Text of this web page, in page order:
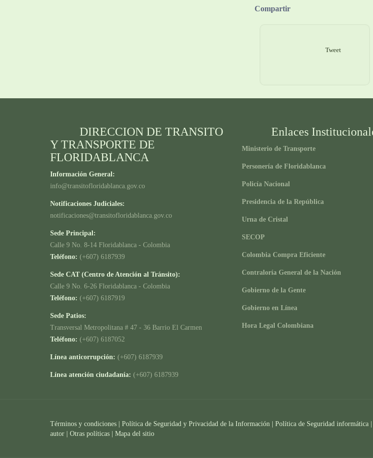
Compartir
Tweet
DIRECCION DE TRANSITO
Y TRANSPORTE DE
FLORIDABLANCA
Información General:
info@transitofloridablanca.gov.co
Notificaciones Judiciales:
notificaciones@transitofloridablanca.gov.co
Sede Principal:
Calle 9 No. 8-14 Floridablanca - Colombia
Teléfono: (+607) 6187939
Sede CAT (Centro de Atención al Tránsito):
Calle 9 No. 6-26 Floridablanca - Colombia
Teléfono: (+607) 6187919
Sede Patios:
Transversal Metropolitana # 47 - 36 Barrio El Carmen
Teléfono: (+607) 6187052
Línea anticorrupción: (+607) 6187939
Línea atención ciudadanía: (+607) 6187939
Enlaces
Ministerio de Transporte
Personería de Floridablanca
Policía Nacional
Presidencia de la República
Urna de Cristal
SECOP
Colombia Compra Eficiente
Contraloría General de la Nación
Gobierno de la Gente
Gobierno en Línea
Hora Legal Colombiana
Términos y condiciones | Política de Seguridad y Privacidad de la Información | Política de Seguridad informática |
autor | Otras políticas | Mapa del sitio